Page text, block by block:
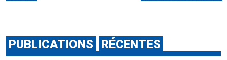
PUBLICATIONS RÉCENTES